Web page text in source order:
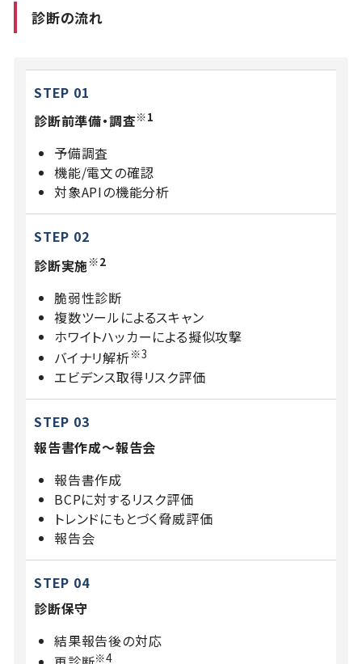
診断の流れ
STEP 01
診断前準備・調査※1
予備調査
機能/電文の確認
対象APIの機能分析
STEP 02
診断実施 ※2
脆弱性診断
複数ツールによるスキャン
ホワイトハッカーによる擬似攻撃
バイナリ解析※3
エビデンス取得リスク評価
STEP 03
報告書作成～報告会
報告書作成
BCPに対するリスク評価
トレンドにもとづく脅威評価
報告会
STEP 04
診断保守
結果報告後の対応
※4